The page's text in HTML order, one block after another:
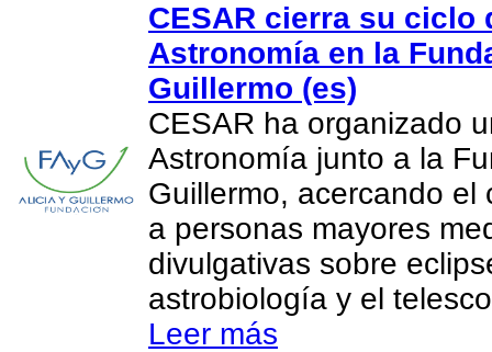
CESAR cierra su ciclo
Astronomía en la
Guillermo (es)
CESAR ha organizado
Astronomía junto a la
Guillermo, acercando
a personas mayores
divulgativas sobre
astrobiología y el
Leer más